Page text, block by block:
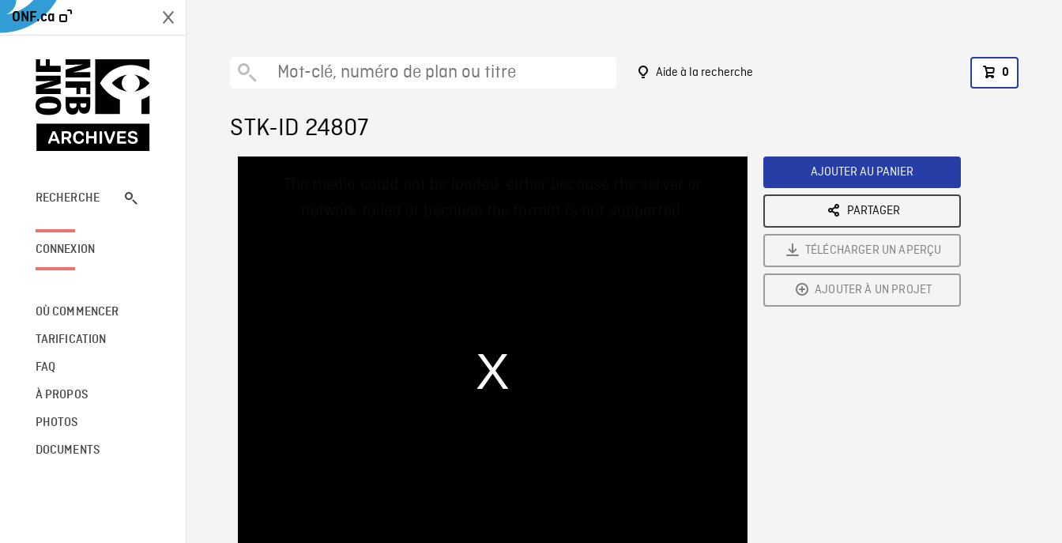
ONF.ca
RECHERCHE
CONNEXION
OÙ COMMENCER
TARIFICATION
FAQ
À PROPOS
PHOTOS
DOCUMENTS
Aide à la recherche 0
STK-ID 24807
AJOUTER AU PANIER
PARTAGER
TÉLÉCHARGER UN APERÇU
AJOUTER À UN PROJET